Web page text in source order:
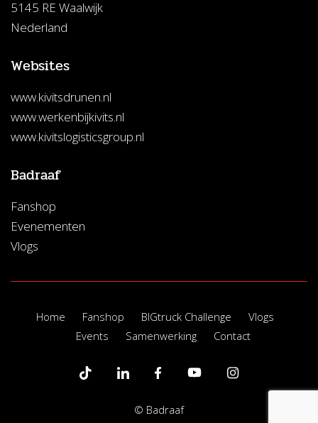
5145 RE Waalwijk
Nederland
Websites
www.kivitsdrunen.nl
www.werkenbijkivits.nl
www.kivitslogisticsgroup.nl
Badraaf
Fanshop
Evenementen
Vlogs
© Badraaf
Home Fanshop BIGtruck Challenge
Vlogs
Events
Samenwerking Contact